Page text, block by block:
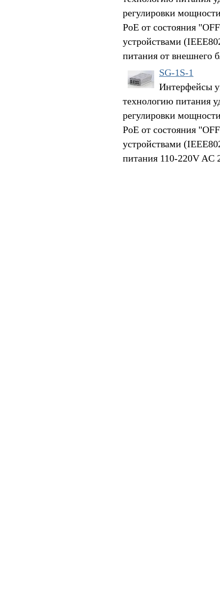
регулировки
PoE от состояния
устройствами
питания от внешнего
SG-1S-1
Интерфейсы
технологию питания
регулировки
PoE от состояния
устройствами
питания 110-220V AC